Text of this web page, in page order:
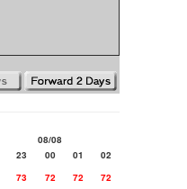
08/08
23 00 01
02
73 72 72
72